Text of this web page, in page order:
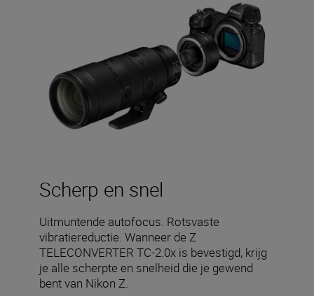
Scherp en snel
Uitmuntende autofocus. Rotsvaste
vibratiereductie. Wanneer de Z
TELECONVERTER TC-2.0x is bevestigd, krijg
je alle scherpte en snelheid die je gewend
bent van Nikon Z.